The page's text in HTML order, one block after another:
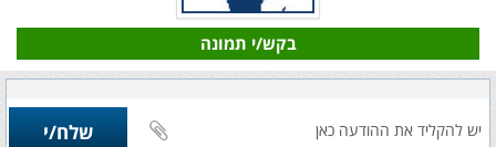
בקש/י תמונה